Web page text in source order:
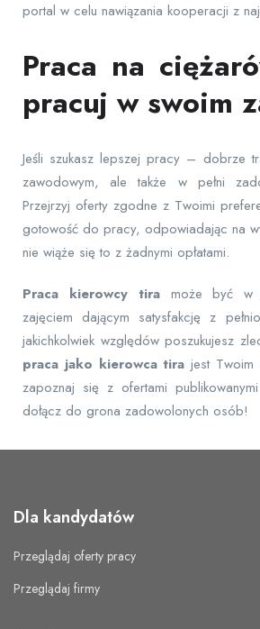
portal w celu nawiązania kooperacji z
Praca na
pracuj w swoim
Jeśli szukasz lepszej pracy – dobrze
zawodowym, ale także w pełni
Przejrzyj oferty zgodne z Twoimi
gotowość do pracy, odpowiadając na
nie wiąże się to z żadnymi opłatami.
Praca kierowcy tira może być w
zajęciem dającym satysfakcję z
jakichkolwiek względów poszukujesz
praca jako kierowca tira jest
zapoznaj się z ofertami
dołącz do grona zadowolonych osób!
Dla kandydatów
Przeglądaj oferty pracy
Przeglądaj firmy